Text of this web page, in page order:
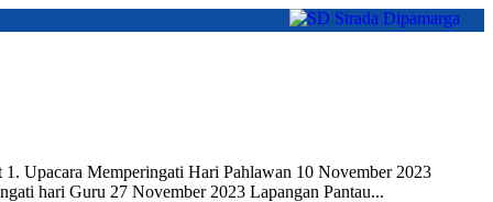
Upacara Memperingati Hari Pahlawan 10 November 2023
hari Guru 27 November 2023 Lapangan Pantau...